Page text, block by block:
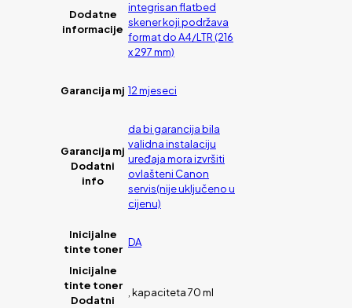
Dodatne
informacije
integrisan flatbed
skener koji podržava
format do A4/LTR (216
x 297 mm)
Garancija mj 12 mjeseci
Garancija mj
Dodatni
info
da bi garancija bila
validna instalaciju
uređaja mora izvršiti
ovlašteni Canon
servis(nije uključeno u
cijenu)
Inicijalne
tinte toner
DA
Inicijalne
tinte toner
Dodatni
, kapaciteta 70 ml